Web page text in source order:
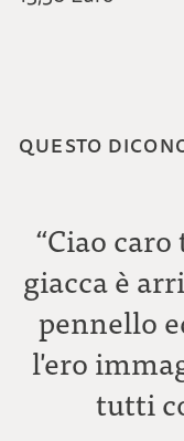
QUESTO
“Ciao
giacca è
pennello
l'ero
tutti